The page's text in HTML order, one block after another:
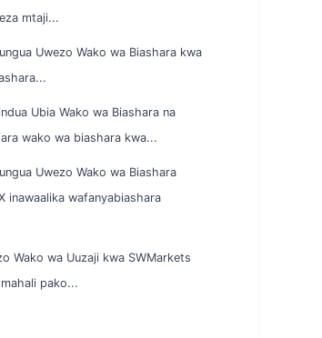
mtaji...
Uwezo Wako wa Biashara kwa
Ubia Wako wa Biashara na
wako wa biashara kwa...
Uwezo Wako wa Biashara
inawaalika wafanyabiashara
Wako wa Uuzaji kwa SWMarkets
pako...